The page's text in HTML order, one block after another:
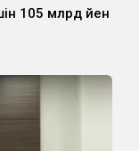
105 млрд йен